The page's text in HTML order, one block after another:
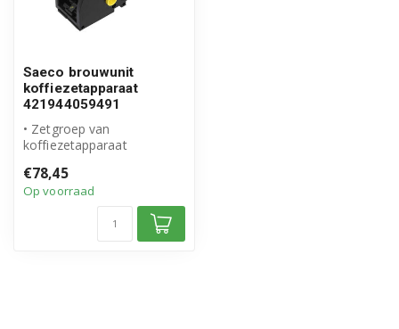
Saeco brouwunit
koffiezetapparaat
421944059491
• Zetgroep van
koffiezetapparaat
product
• Artikelnu...
€78,45
Op voorraad